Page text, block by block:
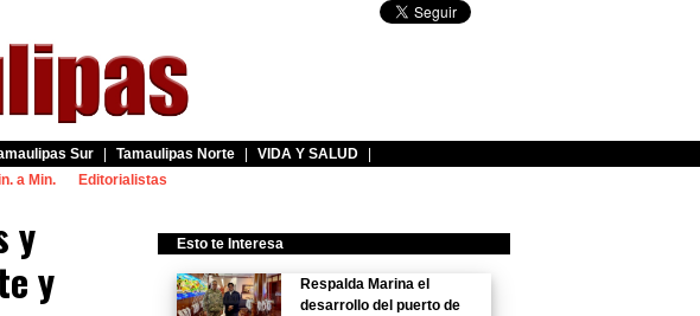
Sur Tamaulipas Norte VIDA Y SALUD
a Min. Editorialistas
y
y
Esto te Interesa
Respalda Marina el
desarrollo del puerto de